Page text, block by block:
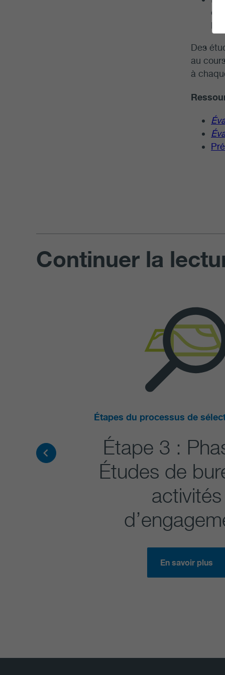
Des
au
à
Continuer la
Étapes du processus de
Étape 3 :
Études de
activités
En savoir plus